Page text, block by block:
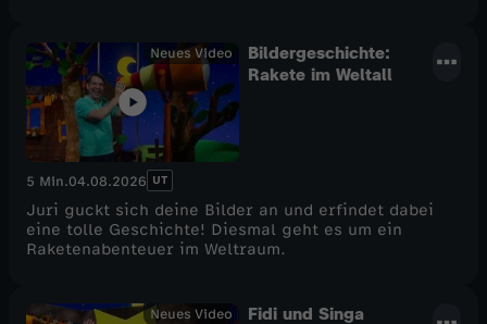
Neues Video
Bildergeschichte:
Rakete im Weltall
5 Min.04.08.2026 UT
Juri guckt sich deine Bilder an und erfindet dabei
eine tolle Geschichte! Diesmal geht es um ein
Raketenabenteuer im Weltraum.
Neues Video Fidi und Singa